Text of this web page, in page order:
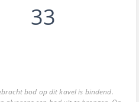
33
bod op dit kavel is bindend.